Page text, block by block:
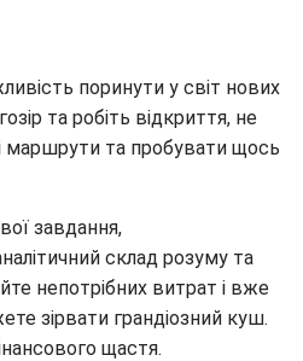
поринути у світ нових
та робіть відкриття, не
маршрути та пробувати щось
завдання,
склад розуму та
непотрібних витрат і вже
зірвати грандіозний куш.
щастя.